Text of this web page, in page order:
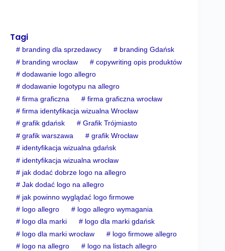
Tagi
#branding dla sprzedawcy #branding Gdańsk
#branding wrocław #copywriting opis produktów
#dodawanie logo allegro
#dodawanie logotypu na allegro
#firma graficzna #firma graficzna wrocław
#firma identyfikacja wizualna Wrocław
#grafik gdańsk #Grafik Trójmiasto
#grafik warszawa #grafik Wrocław
#identyfikacja wizualna gdańsk
#identyfikacja wizualna wrocław
#jak dodać dobrze logo na allegro
#Jak dodać logo na allegro
#jak powinno wyglądać logo firmowe
#logo allegro #logo allegro wymagania
#logo dla marki #logo dla marki gdańsk
#logo dla marki wrocław #logo firmowe allegro
#logo na allegro #logo na listach allegro